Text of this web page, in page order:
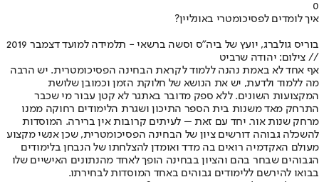
0
איך לומדים לפסיכומטרי באונליין?
בוריס גולברג, יועץ של ביה"ס וסשה ברשאי - תלמידה למועד דצמבר 2019
// צילום: יהודה שרביט
אף אחד לא באמת נהנה ללמוד לקראת הבחינה הפסיכומטרית. יש הרבה
מה ללמוד ולדעת, יש את הנושא של חלוקת הזמן וכמובן שלושת
המקצועות השונים. ללא ספק מדובר באתגר לא קטן עבור מי שכבר
התרחק מאד משנות בית הספר התיכון ושגרת הלימודים רחוקה ממנו
מרחק שנות אור. יחד עם זאת – לעיתים קרובות אין ברירה. המוסדות
להשכלה גבוהה דורשים ציון של הבחינה הפסיכומטרית, שכן אנשי מקצוע
מעולם האקדמיה רואים בה מדד ואומדן להצלחתו של הנבחן בלימודים
הגבוהים שבחר בהם והציון בבחינה הופך לאחד מהנתונים האישיים שלו
בבואו להירשם ללימודים גבוהים באחד המוסדות לבחירתו.